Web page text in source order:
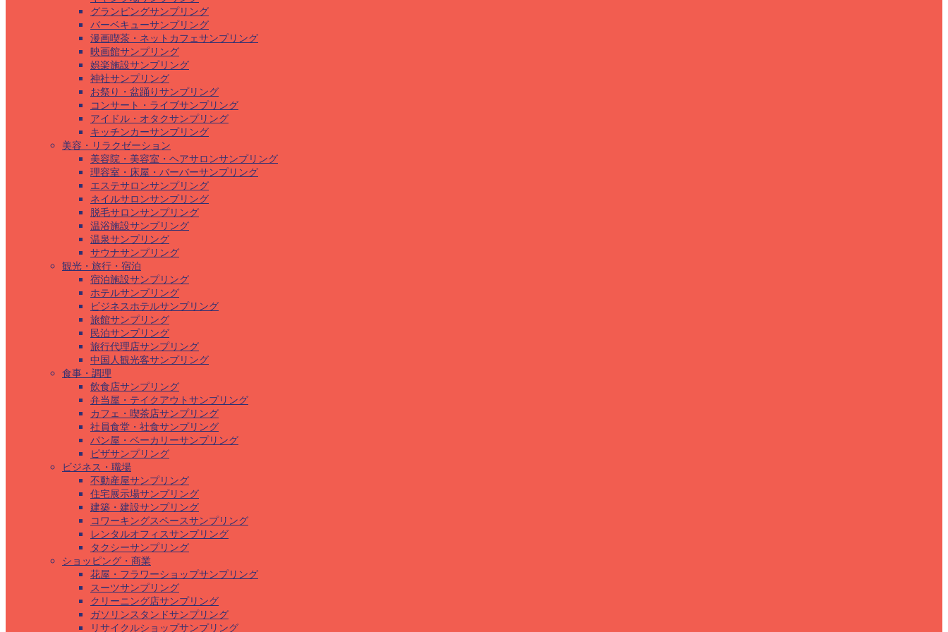
グランピングサンプリング
バーベキューサンプリング
漫画喫茶・ネットカフェサンプリング
映画館サンプリング
娯楽施設サンプリング
神社サンプリング
お祭り・盆踊りサンプリング
コンサート・ライブサンプリング
アイドル・オタクサンプリング
キッチンカーサンプリング
美容・リラクゼーション
美容院・美容室・ヘアサロンサンプリング
理容室・床屋・バーバーサンプリング
エステサロンサンプリング
ネイルサロンサンプリング
脱毛サロンサンプリング
温浴施設サンプリング
温泉サンプリング
サウナサンプリング
観光・旅行・宿泊
宿泊施設サンプリング
ホテルサンプリング
ビジネスホテルサンプリング
旅館サンプリング
民泊サンプリング
旅行代理店サンプリング
中国人観光客サンプリング
食事・調理
飲食店サンプリング
弁当屋・テイクアウトサンプリング
カフェ・喫茶店サンプリング
社員食堂・社食サンプリング
パン屋・ベーカリーサンプリング
ピザサンプリング
ビジネス・職場
不動産屋サンプリング
住宅展示場サンプリング
建築・建設サンプリング
コワーキングスペースサンプリング
レンタルオフィスサンプリング
タクシーサンプリング
ショッピング・商業
花屋・フラワーショップサンプリング
スーツサンプリング
クリーニング店サンプリング
ガソリンスタンドサンプリング
リサイクルショップサンプリング